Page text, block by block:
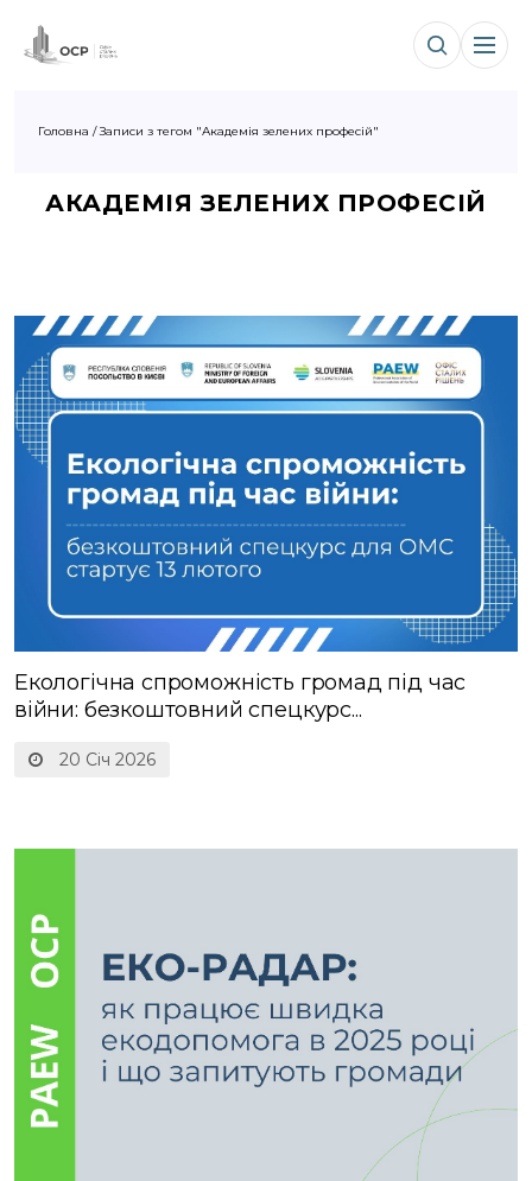
Головна /Записи з тегом "Академія зелених професій"
АКАДЕМІЯ ЗЕЛЕНИХ ПРОФЕСІЙ
20 Січ 2026
Екологічна спроможність громад під час
війни: безкоштовний спецкурс...